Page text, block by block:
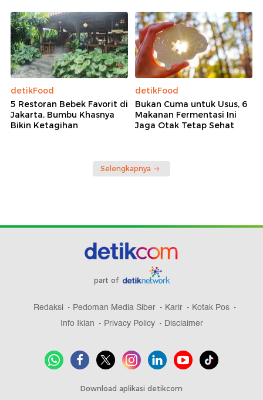
detikFood
5 Restoran Bebek Favorit di
Jakarta, Bumbu Khasnya
Bikin Ketagihan
detikFood
Bukan Cuma untuk Usus, 6
Makanan Fermentasi Ini
Jaga Otak Tetap Sehat
Selengkapnya
part of
Redaksi Pedoman Media Siber Karir
Kotak Pos
Info Iklan
Privacy Policy Disclaimer
Download aplikasi detikcom